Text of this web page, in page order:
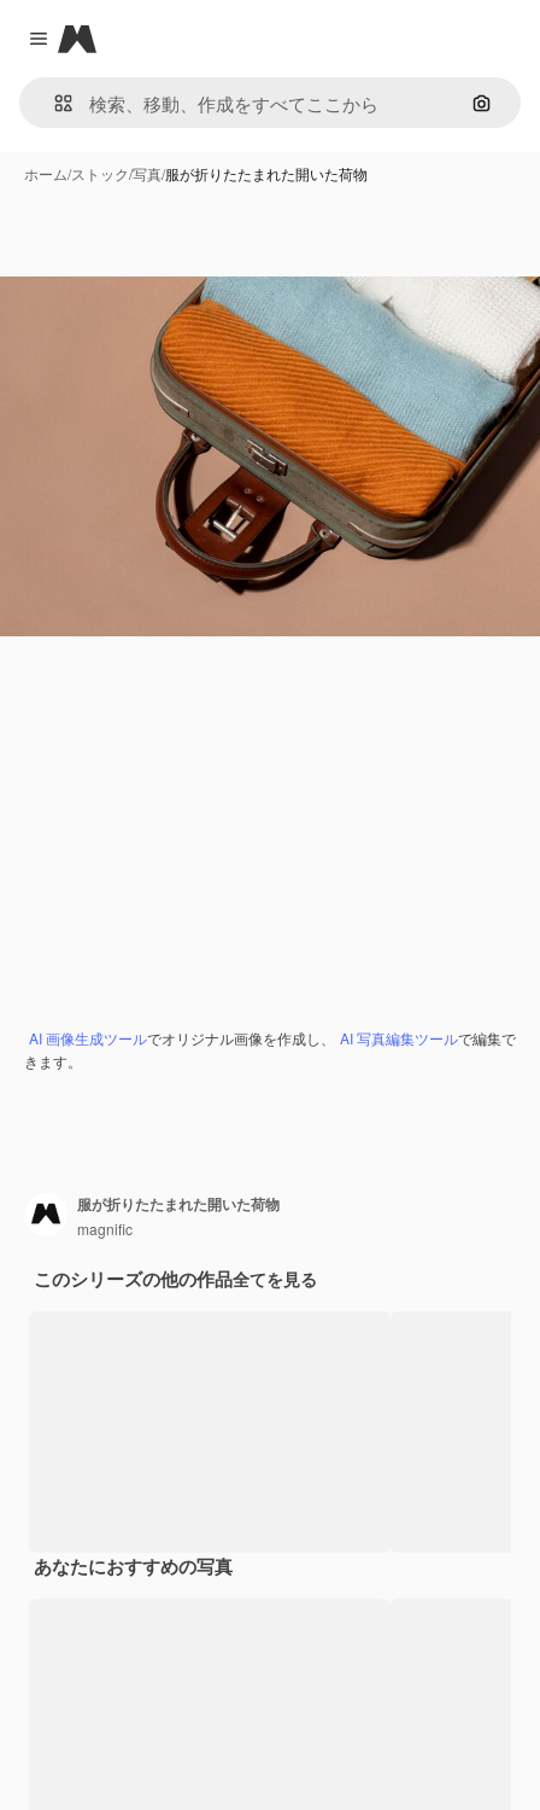
Close menu
Magnific
画像で
ホーム/ストック/写真/服が折りたたまれた開いた荷物
AI 画像生成ツールでオリジナル画像を作成し、 AI 写真編集ツールで編集で
きます。
服が折りたたまれた開いた荷物
magnific
このシリーズの他の作品全てを見る
あなたにおすすめの写真